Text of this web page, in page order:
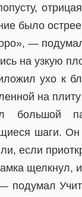
было острее
—
на узкую
ухо к
на
большой
шаги. Он
если
щелкнул,
подумал